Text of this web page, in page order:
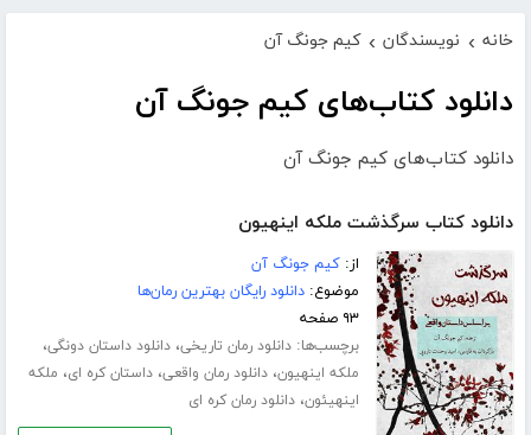
خانه › نویسندگان › کیم جونگ آن
دانلود کتاب‌های کیم جونگ آن
دانلود کتاب‌های کیم جونگ آن
دانلود کتاب سرگذشت ملکه اینهیون
از:کیم جونگ آن
موضوع:دانلود رایگان بهترین رمان‌ها
۹۳ صفحه
برچسب‌ها:دانلود رمان تاریخی،دانلود داستان دونگی،
ملکه اینهیون،دانلود رمان واقعی،داستان کره ای، ملکه
اینهیئون،دانلود رمان کره ای